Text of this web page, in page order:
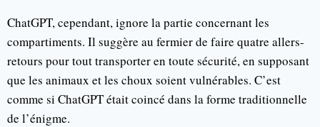
ChatGPT, cependant, ignore la partie concernant les
compartiments. Il suggère au fermier de faire quatre allers-
retours pour tout transporter en toute sécurité, en supposant
que les animaux et les choux soient vulnérables. C’est
comme si ChatGPT était coincé dans la forme traditionnelle
de l’énigme.